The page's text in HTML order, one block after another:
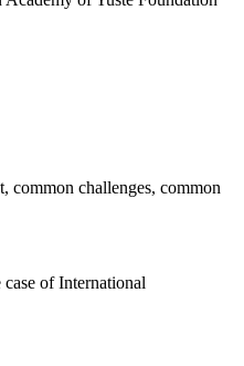
common challenges, common
of International